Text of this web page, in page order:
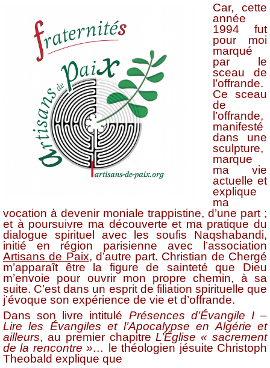
Car, cette
année
1994 fut
pour moi
marqué
par le
sceau de
l’offrande.
Ce sceau
de
l’offrande,
manifesté
dans une
sculpture,
marque
ma vie
actuelle et
explique
ma
vocation à devenir moniale trappistine, d’une part ;
et à poursuivre ma découverte et ma pratique du
dialogue spirituel avec les soufis Naqshabandi,
initié en région parisienne avec l’association
Artisans de Paix, d’autre part. Christian de Chergé
m’apparaît être la figure de sainteté que Dieu
m’envoie pour ouvrir mon propre chemin, à sa
suite. C’est dans un esprit de filiation spirituelle que
j’évoque son expérience de vie et d’offrande.
Dans son livre intitulé Présences d’Évangile I –
Lire les Évangiles et l’Apocalypse en Algérie et
ailleurs, au premier chapitreL’Église « sacrement
de la rencontre »… le théologien jésuite Christoph
Theobald explique que